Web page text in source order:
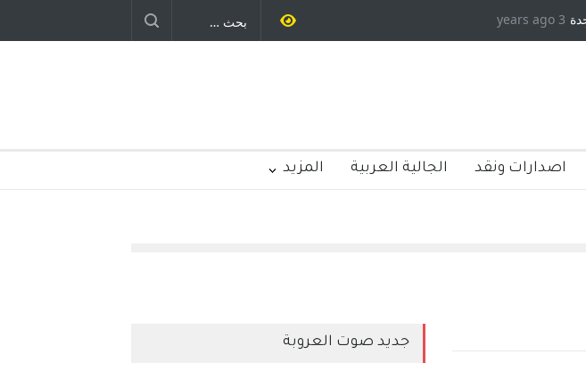
الاستيطان ومسلسل الخداع المستمر - قلم : راسم عبيدات3 years ago
اصدارات ونقد الجالية العربية المزيد
جديد صوت العروبة